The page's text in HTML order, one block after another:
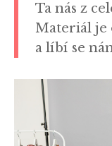
Ta nás z
Materiál je
a líbí se